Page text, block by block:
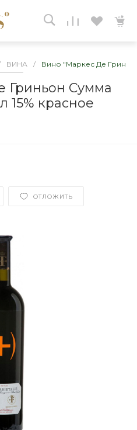
ВИНА / Вино "Маркес Де
Гриньон Сумма
15% красное
ОТЛОЖИТЬ